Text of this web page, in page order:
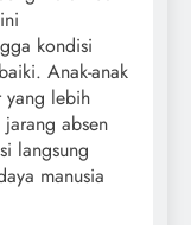
kondisi
Anak-anak
yang lebih
absen
langsung
manusia